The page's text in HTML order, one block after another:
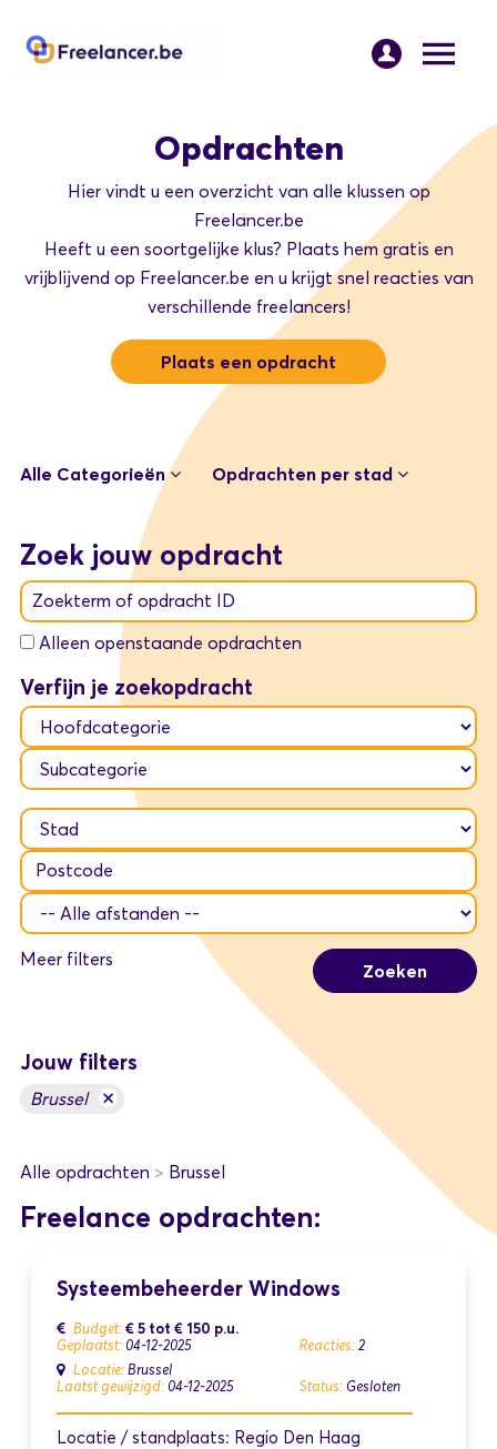
Opdrachten
Hier vindt u een overzicht van alle klussen op
Freelancer.be
Heeft u een soortgelijke klus? Plaats hem gratis en
vrijblijvend op Freelancer.be en u krijgt snel reacties van
verschillende freelancers!
Plaats een opdracht
Alle Categorieën Opdrachten per stad
Zoek jouw opdracht
Zoekterm of opdracht ID
Alleen openstaande opdrachten
Verfijn je zoekopdracht
Meer filters
Jouw filters
Brussel ×
Alle opdrachten > Brussel
Freelance opdrachten:
Systeembeheerder Windows
Budget: € 5 tot € 150 p.u.
Geplaatst: 04-12-2025 Reacties: 2
Locatie: Brussel
Laatst gewijzigd: 04-12-2025 Status: Gesloten
Locatie / standplaats: Regio Den Haag